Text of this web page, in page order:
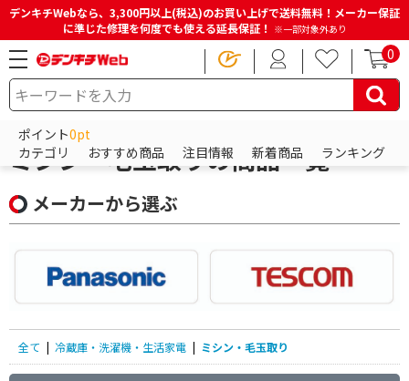
デンキチWebなら、3,300円以上(税込)のお買い上げで送料無料！メーカー保証
に準じた修理を何度でも使える延長保証！ ※一部対象外あり
0
ポイント0pt
カテゴリ
おすすめ商品 注目情報 新着商品 ランキング
HOME 商品一覧ページ 冷蔵庫・洗濯機・生活家電
ミシン・毛玉取りの商品一覧
メーカーから選ぶ
全て | 冷蔵庫・洗濯機・生活家電 | ミシン・毛玉取り